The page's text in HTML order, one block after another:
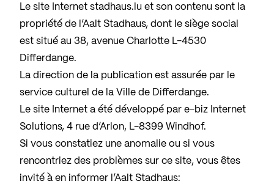
Le site Internet stadhaus.lu et son contenu sont la
propriété de l’Aalt Stadhaus, dont le siège social
est situé au 38, avenue Charlotte L-4530
Differdange.
La direction de la publication est assurée par le
service culturel de la Ville de Differdange.
Le site Internet a été développé par e-biz Internet
Solutions, 4 rue d’Arlon, L-8399 Windhof.
Si vous constatiez une anomalie ou si vous
rencontriez des problèmes sur ce site, vous êtes
invité à en informer l’Aalt Stadhaus: